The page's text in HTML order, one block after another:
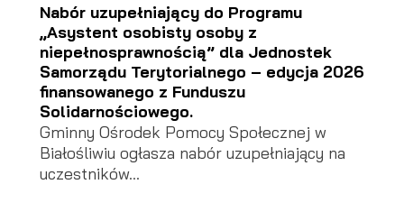
Nabór uzupełniający do Programu
„Asystent osobisty osoby z
niepełnosprawnością” dla Jednostek
Samorządu Terytorialnego – edycja 2026
finansowanego z Funduszu
Solidarnościowego.
Gminny Ośrodek Pomocy Społecznej w
Białośliwiu ogłasza nabór uzupełniający na
uczestników...